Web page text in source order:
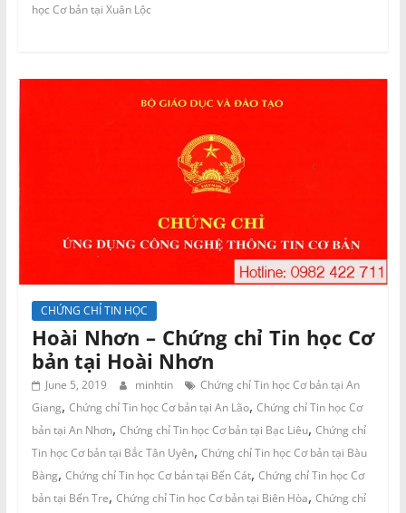
học Cơ bản tại Xuân Lộc
CHỨNG CHỈ TIN HỌC
Hoài Nhơn – Chứng chỉ Tin học Cơ
bản tại Hoài Nhơn
June 5, 2019 minhtin
Chứng chỉ Tin học Cơ bản tại An
Giang, Chứng chỉ Tin học Cơ bản tại An Lão, Chứng chỉ Tin học Cơ
bản tại An Nhơn, Chứng chỉ Tin học Cơ bản tại Bạc Liêu, Chứng chỉ
Tin học Cơ bản tại Bắc Tân Uyên, Chứng chỉ Tin học Cơ bản tại Bàu
Bàng, Chứng chỉ Tin học Cơ bản tại Bến Cát, Chứng chỉ Tin học Cơ
bản tại Bến Tre, Chứng chỉ Tin học Cơ bản tại Biên Hòa, Chứng chỉ